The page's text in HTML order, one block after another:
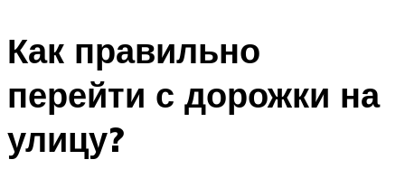
Как правильно
перейти с дорожки на
улицу?